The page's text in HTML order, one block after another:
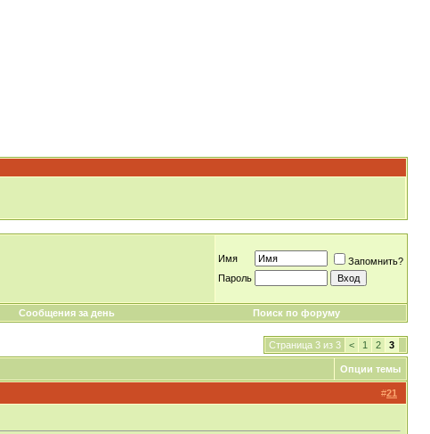
Имя
Запомнить?
Пароль
Сообщения за день Поиск по форуму
Страница 3 из 3 < 1 2 3
Опции темы
#21